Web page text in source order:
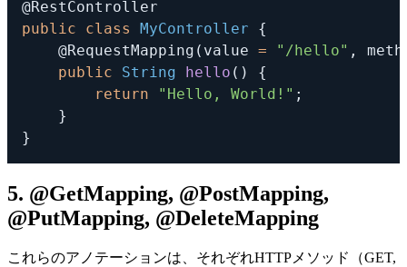
@RestController
public
class MyController
{
@RequestMapping ( value = "/hello" ,
public
String hello ( )
{
return
"Hello, World!" ;
}
}
5. @GetMapping, @PostMapping,
@PutMapping, @DeleteMapping
これらのアノテーションは、それぞれHTTPメソッド（GET,